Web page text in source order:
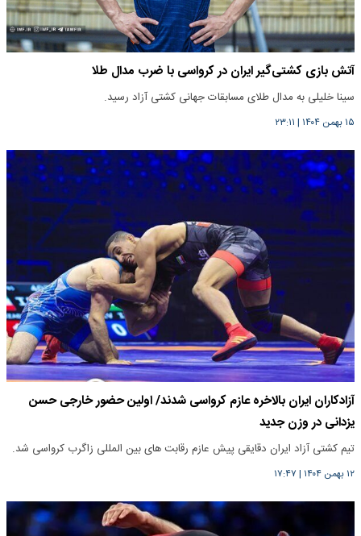
آتش بازی کشتی‌گیر ایران در کرواسی با ضرب مدال طلا
سینا خلیلی به مدال طلای مسابقات جهانی کشتی آزاد رسید.
۱۵ بهمن ۱۴۰۴ | ۲۳:۱۱
آزادکاران ایران بالاخره عازم کرواسی شدند/ اولین حضور خارجی حسن
یزدانی در وزن جدید
تیم کشتی آزاد ایران دقایقی پیش عازم رقابت های بین المللی زاگرب کرواسی شد.
۱۲ بهمن ۱۴۰۴ | ۱۷:۴۷